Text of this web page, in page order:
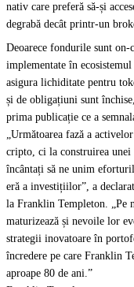
nativ care preferă să-și
degrabă decât printr-un
Deoarece fondurile sunt
implementate în
asigura lichiditate pentru
și de obligațiuni sunt
prima publicație ce a
„Următoarea fază a
cripto, ci la construirea
încântați să ne unim
eră a investițiilor”, a
la Franklin Templeton. „Pe
maturizează și nevoile lor
strategii inovatoare în
încredere pe care Franklin
aproape 80 de ani.”